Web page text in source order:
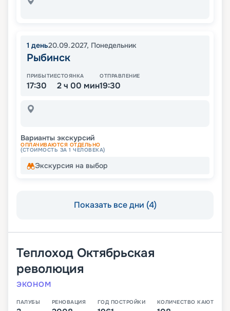
1 день20.09.2027, Понедельник
Рыбинск
ПРИБЫТИЕ
17:30
СТОЯНКА
2 ч 00 мин
ОТПРАВЛЕНИЕ
19:30
Варианты экскурсий
ОПЛАЧИВАЮТСЯ ОТДЕЛЬНО
(СТОИМОСТЬ ЗА 1 ЧЕЛОВЕКА)
Экскурсия на выбор
Показать все дни (4)
Теплоход Октябрьская
революция
ЭКОНОМ
ПАЛУБЫ РЕНОВАЦИЯ ГОД ПОСТРОЙКИ КОЛИЧЕСТВО КАЮТ